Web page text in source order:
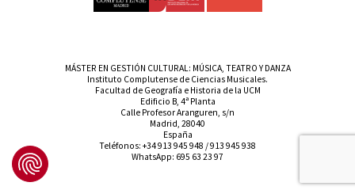
MÁSTER EN GESTIÓN CULTURAL: MÚSICA, TEATRO Y DANZA
Instituto Complutense de Ciencias Musicales.
Facultad de Geografía e Historia de la UCM
Edificio B, 4ª Planta
Calle Profesor Aranguren, s/n
Madrid, 28040
España
Teléfonos: +34 913 945 948 /913 945 938
WhatsApp: 695 63 23 97